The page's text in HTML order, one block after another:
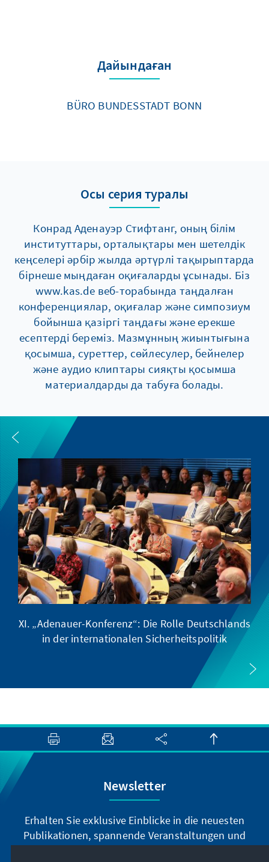
Дайындаған
BÜRO BUNDESSTADT BONN
Осы серия туралы
Конрад Аденауэр Стифтанг, оның білім
институттары, орталықтары мен шетелдік
кеңселері әрбір жылда әртүрлі тақырыптарда
бірнеше мыңдаған оқиғаларды ұсынады. Біз
www.kas.de веб-торабында таңдалған
конференциялар, оқиғалар және симпозиум
бойынша қазіргі таңдағы және ерекше
есептерді береміз. Мазмұнның жиынтығына
қосымша, суреттер, сөйлесулер, бейнелер
және аудио клиптары сияқты қосымша
материалдарды да табуға болады.
XI. „Adenauer-Konferenz“: Die Rolle Deutschlands
in der internationalen Sicherheitspolitik
Newsletter
Erhalten Sie exklusive Einblicke in die neuesten
Publikationen, spannende Veranstaltungen und